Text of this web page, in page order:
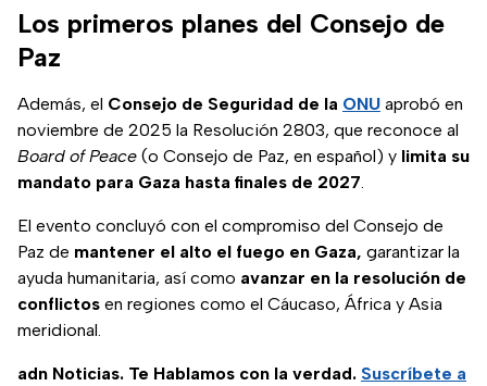
1 de febrero, los
cuales habrían
Los primeros planes del Consejo de
Paz
Además, el Consejo de Seguridad de la ONU aprobó en
noviembre de 2025 la Resolución 2803, que reconoce al
Board of Peace (o Consejo de Paz, en español) y limita su
mandato para Gaza hasta finales de 2027.
El evento concluyó con el compromiso del Consejo de
Paz de mantener el alto el fuego en Gaza, garantizar la
ayuda humanitaria, así como avanzar en la resolución de
conflictos en regiones como el Cáucaso, África y Asia
meridional.
adn Noticias. Te Hablamos con la verdad. Suscríbete a